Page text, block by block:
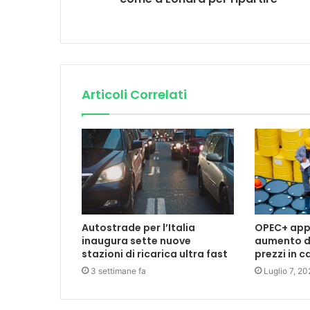
Articoli Correlati
Autostrade per l’Italia
inaugura sette nuove
stazioni di ricarica ultra fast
3 settimane fa
OPEC+
aumento
prezzi in
Luglio 7,